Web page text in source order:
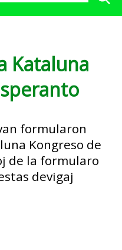
Kataluna
formularon
Kongreso de
de la formularo
devigaj